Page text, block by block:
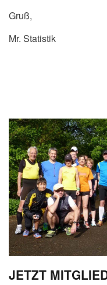
Gruß,
Mr. Statistik
JETZT